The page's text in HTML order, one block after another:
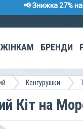
📢 Знижка 27%
ЖІНКАМ БРЕНДИ
Кенгурушки
Кіт на